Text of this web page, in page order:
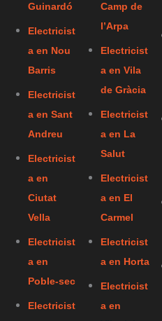
Guinardó
Electricist
a en Nou
Barris
Electricist
a en Sant
Andreu
Electricist
a en
Ciutat
Vella
Electricist
a en
Poble-sec
Electricist
Camp de
l’Arpa
Electricist
a en Vila
de Gràcia
Electricist
a en La
Salut
Electricist
a en El
Carmel
Electricist
a en Horta
Electricist
a en